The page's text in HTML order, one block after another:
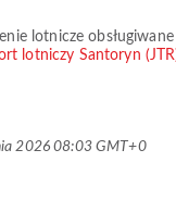
lotnicze
lotniczy Santoryn
2026 08:03 GMT+0